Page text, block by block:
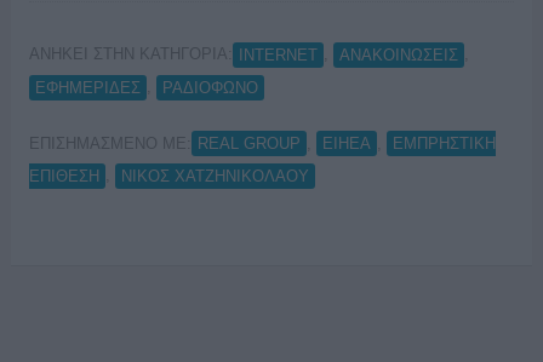
ΑΝΗΚΕΙ ΣΤΗΝ ΚΑΤΗΓΟΡΙΑ: INTERNET ΑΝΑΚΟΙΝΩΣΕΙΣ
ΕΦΗΜΕΡΙΔΕΣ
ΡΑΔΙΟΦΩΝΟ
ΕΠΙΣΗΜΑΣΜΕΝΟ ΜΕ: REAL GROUP ΕΙΗΕΑ
ΕΜΠΡΗΣΤΙΚΗ
ΕΠΙΘΕΣΗ
ΝΙΚΟΣ ΧΑΤΖΗΝΙΚΟΛΑΟΥ